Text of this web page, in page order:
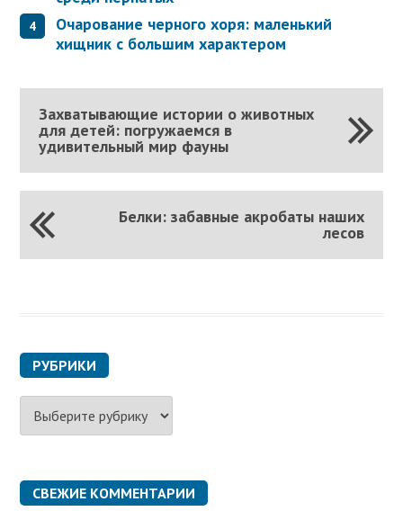
Очарование черного хоря: маленький
хищник с большим характером
Захватывающие истории о животных
для детей: погружаемся в
удивительный мир фауны
Белки: забавные акробаты наших
лесов
РУБРИКИ
Р
б
к
и СВЕЖИЕ КОММЕНТАРИИ